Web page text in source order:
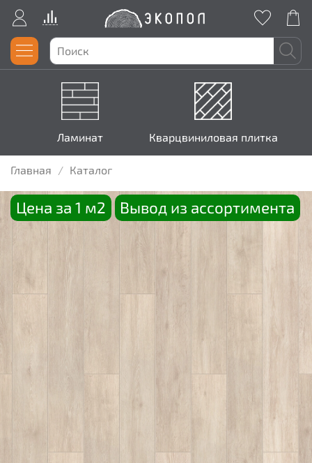
Ламинат Кварцвиниловая плитка
Главная Каталог
Цена за 1 м2 Вывод из ассортимента